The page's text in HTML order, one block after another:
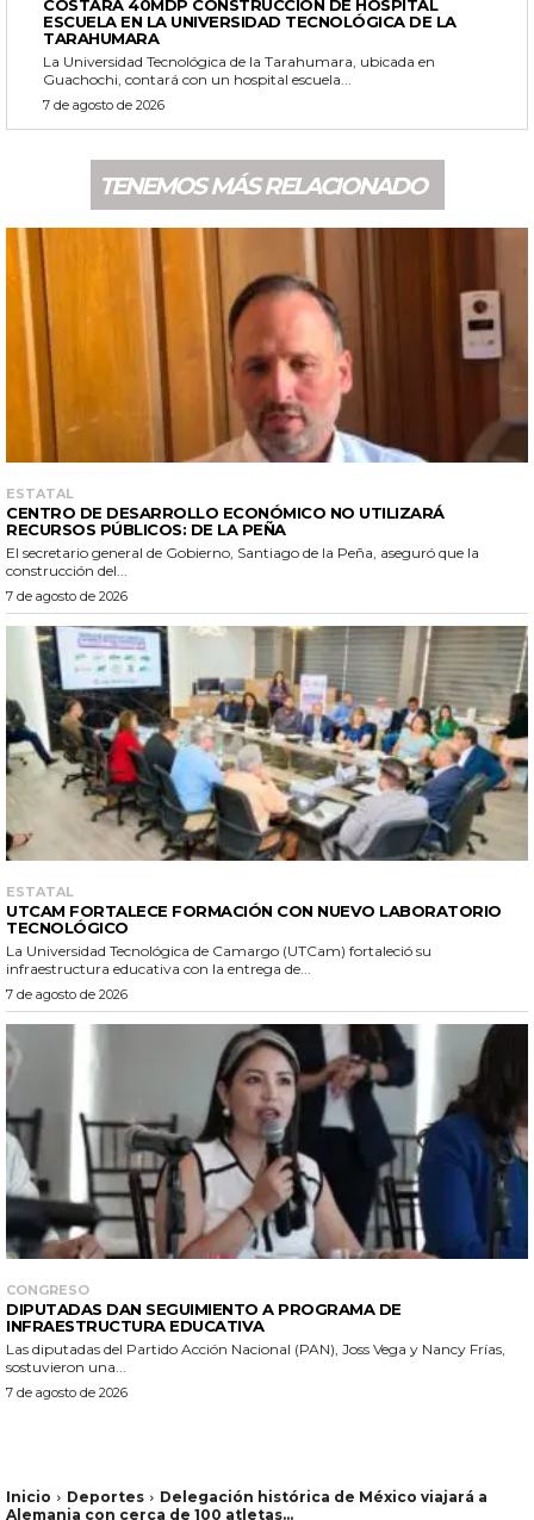
COSTARÁ 40MDP CONSTRUCCIÓN DE HOSPITAL
ESCUELA EN LA UNIVERSIDAD TECNOLÓGICA DE LA
TARAHUMARA
La Universidad Tecnológica de la Tarahumara, ubicada en
Guachochi, contará con un hospital escuela...
7 de agosto de 2026
TENEMOS MÁS RELACIONADO
ESTATAL
CENTRO DE DESARROLLO ECONÓMICO NO UTILIZARÁ
RECURSOS PÚBLICOS: DE LA PEÑA
El secretario general de Gobierno, Santiago de la Peña, aseguró que la
construcción del...
7 de agosto de 2026
ESTATAL
UTCAM FORTALECE FORMACIÓN CON NUEVO LABORATORIO
TECNOLÓGICO
La Universidad Tecnológica de Camargo (UTCam) fortaleció su
infraestructura educativa con la entrega de...
7 de agosto de 2026
CONGRESO
DIPUTADAS DAN SEGUIMIENTO A PROGRAMA DE
INFRAESTRUCTURA EDUCATIVA
Las diputadas del Partido Acción Nacional (PAN), Joss Vega y Nancy Frías,
sostuvieron una...
7 de agosto de 2026